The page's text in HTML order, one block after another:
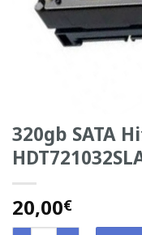
320gb SATA
20,00€